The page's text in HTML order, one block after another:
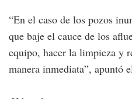
“En el caso de los pozos
que baje el cauce de los
equipo, hacer la limpieza y
manera inmediata”, apuntó